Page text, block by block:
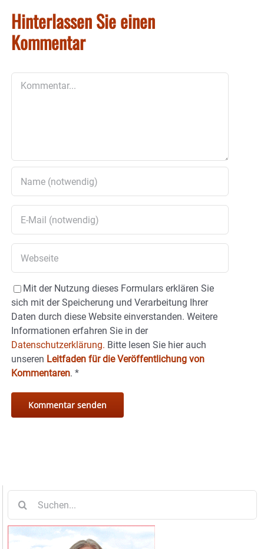
Hinterlassen Sie einen
Kommentar
Mit der Nutzung dieses Formulars erklären Sie
sich mit der Speicherung und Verarbeitung Ihrer
Daten durch diese Website einverstanden. Weitere
Informationen erfahren Sie in der
Datenschutzerklärung. Bitte lesen Sie hier auch
unseren Leitfaden für die Veröffentlichung von
Kommentaren. *
nach: